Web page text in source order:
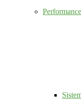
Performance